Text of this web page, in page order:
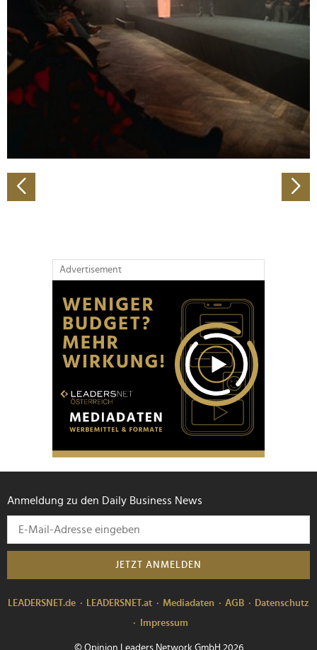
Abschnitt Einzelheiten
fest.
Wir verwenden Cookies, um Inhalte und Anzeigen zu
personalisieren, Funktionen für soziale Medien anbieten
zu können und die Zugriffe auf unsere Website zu
analysieren. Außerdem geben wir Informationen zu Ihrer
Verwendung unserer Website an unsere Partner für
soziale Medien, Werbung und Analysen weiter. Unsere
Partner führen diese Informationen möglicherweise mit
haben oder die sie im Rahmen Ihrer Nutzung der Dienste
gesammelt haben.
Advertisement
Anmeldung zu den Daily Business News
JETZT ANMELDEN
LEADERSNET.de LEADERSNET.at Mediadaten AGB
Datenschutz
Impressum